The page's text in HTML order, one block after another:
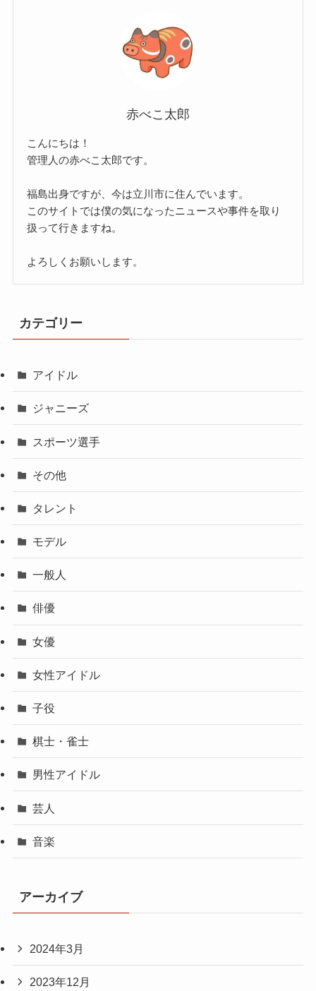
赤べこ太郎
こんにちは！
管理人の赤べこ太郎です。
福島出身ですが、今は立川市に住んでいます。
このサイトでは僕の気になったニュースや事件を取り
扱って行きますね。
よろしくお願いします。
カテゴリー
アイドル
ジャニーズ
スポーツ選手
その他
タレント
モデル
一般人
俳優
女優
女性アイドル
子役
棋士・雀士
男性アイドル
芸人
音楽
アーカイブ
2024年3月
2023年12月